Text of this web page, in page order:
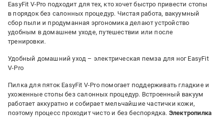
EasyFit V-Pro подходит для тех, кто хочет быстро привести стопы
в порядок без салонных процедур. Чистая работа, вакуумный
сбор пыли и продуманная эргономика делают устройство
удобным в домашнем уходе, путешествии или после
тренировки.
Удобный домашний уход – электрическая пемза для ног EasyFit
V-Pro
Пилка для пяток EasyFit V-Pro помогает поддерживать гладкие и
ухоженные стопы без салонных процедур. Встроенный вакуум
работает аккуратно и собирает мельчайшие частички кожи,
поэтому процесс проходит чисто и без беспорядка. Электропилка